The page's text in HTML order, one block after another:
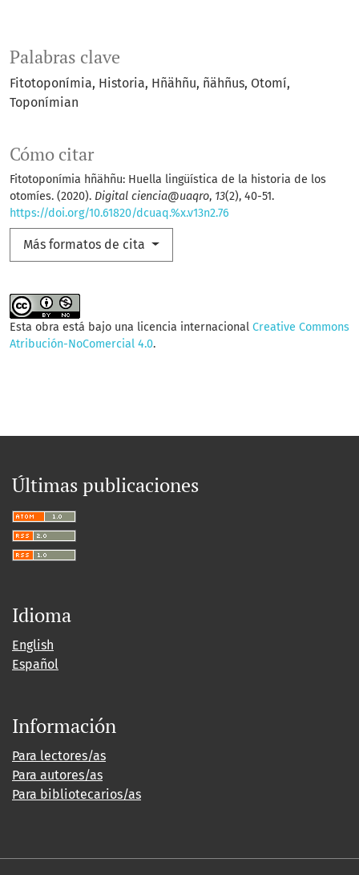
Palabras clave
Fitotoponímia, Historia, Hñähñu, ñähñus, Otomí,
Toponímian
Cómo citar
Fitotoponímia hñähñu: Huella lingüística de la historia de los
otomíes. (2020). Digital ciencia@uaqro, 13(2), 40-51.
https://doi.org/10.61820/dcuaq.%x.v13n2.76
Más formatos de cita
Esta obra está bajo una licencia internacional Creative Commons
Atribución-NoComercial 4.0.
Últimas publicaciones
Idioma
English
Español
Información
Para lectores/as
Para autores/as
Para bibliotecarios/as